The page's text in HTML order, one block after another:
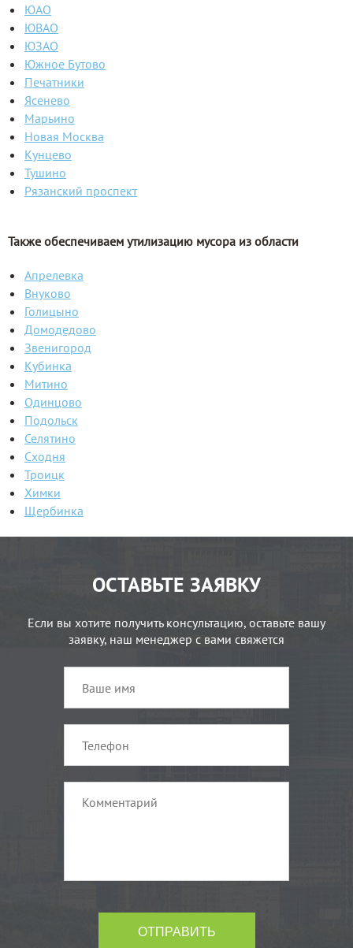
ЮАО
ЮВАО
ЮЗАО
Южное Бутово
Печатники
Ясенево
Марьино
Новая Москва
Кунцево
Тушино
Рязанский проспект
Также обеспечиваем утилизацию мусора из области
Апрелевка
Внуково
Голицыно
Домодедово
Звенигород
Кубинка
Митино
Одинцово
Подольск
Селятино
Сходня
Троицк
Химки
Щербинка
ОСТАВЬТЕ ЗАЯВКУ
Если вы хотите получить консультацию, оставьте вашу
заявку, наш менеджер с вами свяжется